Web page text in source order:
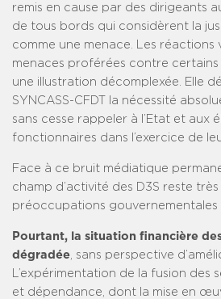
remis en cause par des dirigeants
de tous bords qui considèrent la
comme une menace. Les réactions
menaces proférées contre
une illustration décomplexée. Elle
SYNCASS-CFDT la nécessité
sans cesse rappeler à l’Etat et aux
fonctionnaires dans l’exercice de
Face à ce bruit médiatique
champ d’activité des D3S reste
préoccupations gouvernementales
Pourtant, la situation financière
dégradée , sans perspective
L’expérimentation de la fusion des
et dépendance, dont la mise en